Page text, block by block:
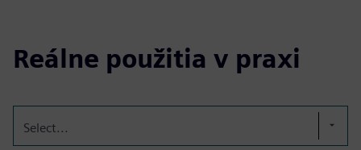
Reálne použitia v praxi
Select...